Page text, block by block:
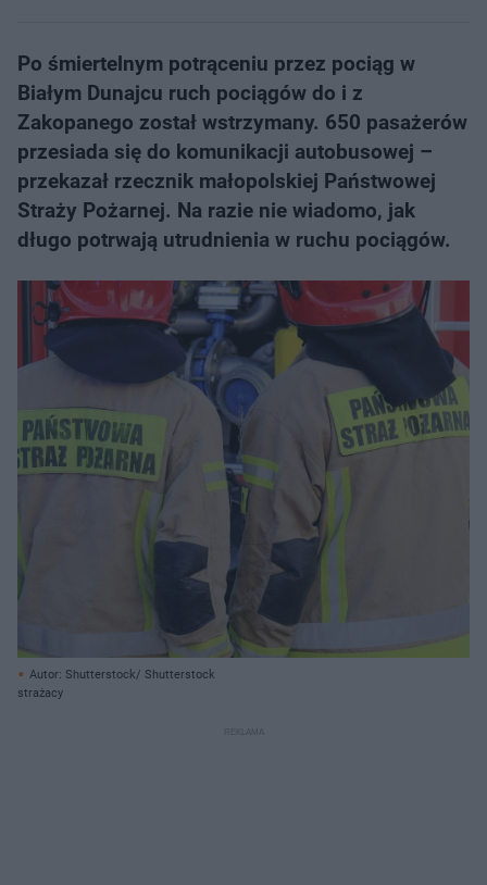
Po śmiertelnym potrąceniu przez pociąg w
Białym Dunajcu ruch pociągów do i z
Zakopanego został wstrzymany. 650 pasażerów
przesiada się do komunikacji autobusowej –
przekazał rzecznik małopolskiej Państwowej
Straży Pożarnej. Na razie nie wiadomo, jak
długo potrwają utrudnienia w ruchu pociągów.
Autor: Shutterstock/ Shutterstock
strażacy